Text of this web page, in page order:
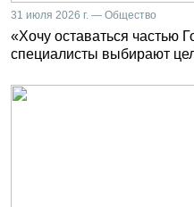
31 июля 2026 г. — Общество
«Хочу оставаться частью
специалисты выбирают